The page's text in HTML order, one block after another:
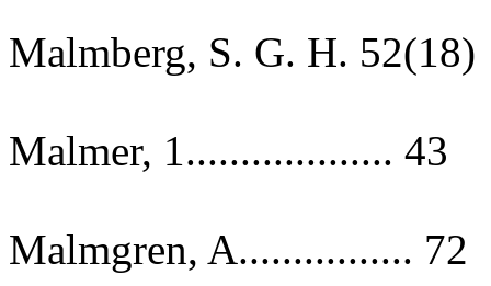
Malmberg, S. G. H. 52(18)
Malmer, 1................... 43
Malmgren, A................ 72